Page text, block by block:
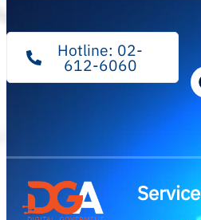
Hotline: 02-
612-6060
Service